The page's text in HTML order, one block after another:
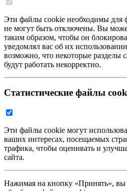
Эти файлы cookie необходимы для
не могут быть отключены. Вы
таким образом, чтобы он
уведомлял вас об их
возможно, что некоторые разделы
будут работать некорректно.
Статистические файлы
Эти файлы cookie могут
ваших интересах, посещаемых
трафика, чтобы оценивать и
сайта.
Нажимая на кнопку «Принять», вы